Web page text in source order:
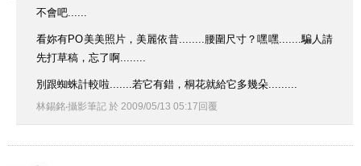
不會吧......
看妳有PO美美照片，美麗依昔........腰圍尺寸？嘿嘿.......騙人請
先打草稿，忘了啊........
別跟蜘蛛計較啦.......若它有錯，桐花就給它多幾朵.........
林錫銘‧攝影筆記 於 2009/05/13 05:17 回覆